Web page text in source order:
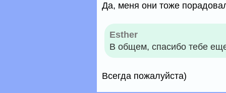
Да, меня они тоже
Esther
В общем, спасибо тебе
Всегда пожалуйста)